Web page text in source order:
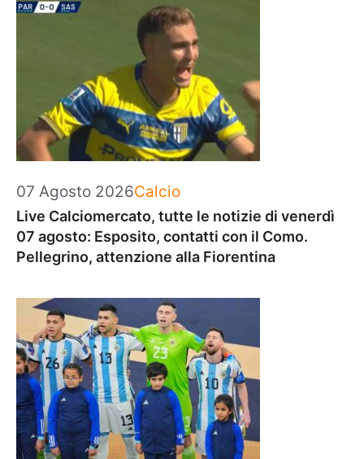
07 Agosto 2026Categorie
Calcio
Live Calciomercato, tutte le notizie di venerdì
07 agosto: Esposito, contatti con il Como.
Pellegrino, attenzione alla Fiorentina